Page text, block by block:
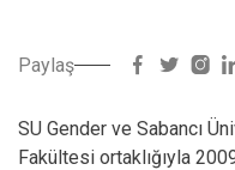
Paylaş
SU Gender ve Sabancı
Fakültesi ortaklığıyla